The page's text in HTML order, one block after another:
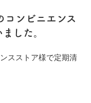
ンビニエンス
した。
スストア様で定期清